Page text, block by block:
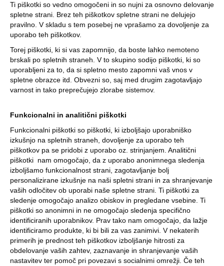
Ti piškotki so vedno omogočeni in so nujni za osnovno delovanje
spletne strani. Brez teh piškotkov spletne strani ne delujejo
pravilno. V skladu s tem posebej ne vprašamo za dovoljenje za
uporabo teh piškotkov.
Torej piškotki, ki si vas zapomnijo, da boste lahko nemoteno
brskali po spletnih straneh. V to skupino sodijo piškotki, ki so
uporabljeni za to, da si spletno mesto zapomni vaš vnos v
spletne obrazce itd. Obvezni so, saj med drugim zagotavljajo
varnost in tako preprečujejo zlorabe sistemov.
Funkcionalni in analitični piškotki
Funkcionalni piškotki so piškotki, ki izboljšajo uporabniško
izkušnjo na spletnih straneh, dovoljenje za uporabo teh
piškotkov pa se pridobi z uporabo oz. strinjanjem. Analitični
piškotki nam omogočajo, da z uporabo anonimnega sledenja
izboljšamo funkcionalnost strani, zagotavljanje bolj
personalizirane izkušnje na naši spletni strani in za shranjevanje
vaših odločitev ob uporabi naše spletne strani. Ti piškotki za
sledenje omogočajo analizo obiskov in pregledane vsebine. Ti
piškotki so anonimni in ne omogočajo sledenja specifično
identificiranih uporabnikov. Prav tako nam omogočajo, da lažje
identificiramo produkte, ki bi bili za vas zanimivi. V nekaterih
primerih je prednost teh piškotkov izboljšanje hitrosti za
obdelovanje vaših zahtev, zaznavanje in shranjevanje vaših
nastavitev ter pomoč pri povezavi s socialnimi omrežji. Če teh